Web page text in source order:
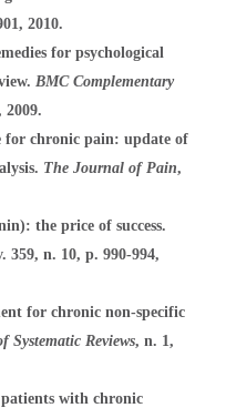
2010.
for psychological
BMC Complementary
2009.
for chronic pain: update of
The Journal of Pain,
the price of success.
359, n. 10, p. 990-994,
for chronic non-specific
Systematic Reviews, n. 1,
with chronic